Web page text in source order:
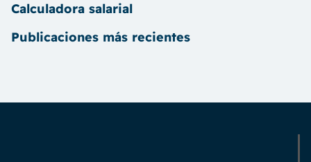
Calculadora salarial
Publicaciones más recientes